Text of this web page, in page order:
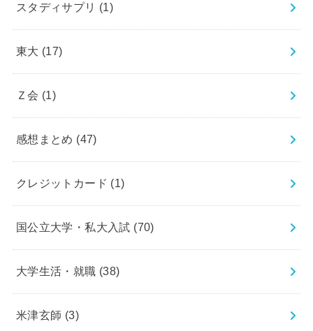
スタディサプリ (1)
東大 (17)
Ｚ会 (1)
感想まとめ (47)
クレジットカード (1)
国公立大学・私大入試 (70)
大学生活・就職 (38)
米津玄師 (3)